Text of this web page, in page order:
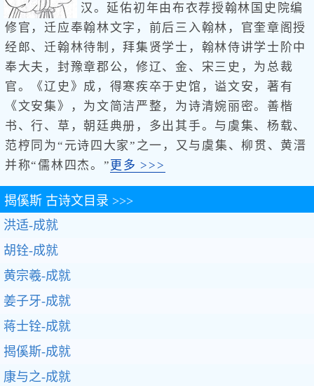
汉。延佑初年由布衣荐授翰林国史院编
修官，迁应奉翰林文字，前后三入翰林，官奎章阁授
经郎、迁翰林待制，拜集贤学士，翰林侍讲学士阶中
奉大夫，封豫章郡公，修辽、金、宋三史，为总裁
官。《辽史》成，得寒疾卒于史馆，谥文安，著有
《文安集》，为文简洁严整，为诗清婉丽密。善楷
书、行、草，朝廷典册，多出其手。与虞集、杨载、
范梈同为“元诗四大家”之一，又与虞集、柳贯、黄溍
并称“儒林四杰。”更多 >>>
揭傒斯 古诗文目录 >>>
洪适-成就
胡铨-成就
黄宗羲-成就
姜子牙-成就
蒋士铨-成就
揭傒斯-成就
康与之-成就